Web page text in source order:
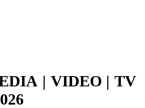
| VIDEO | TV